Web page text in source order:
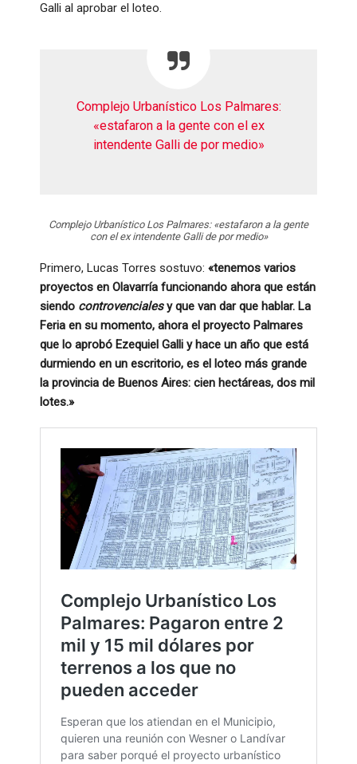
Galli al aprobar el loteo.
Complejo Urbanístico Los Palmares:
«estafaron a la gente con el ex
intendente Galli de por medio»
Complejo Urbanístico Los Palmares: «estafaron a la gente
con el ex intendente Galli de por medio»
Primero, Lucas Torres sostuvo: «tenemos varios
proyectos en Olavarría funcionando ahora que están
siendo controvencialesy que van dar que hablar. La
Feria en su momento, ahora el proyecto Palmares
que lo aprobó Ezequiel Galli y hace un año que está
durmiendo en un escritorio, es el loteo más grande
la provincia de Buenos Aires: cien hectáreas, dos mil
lotes.»